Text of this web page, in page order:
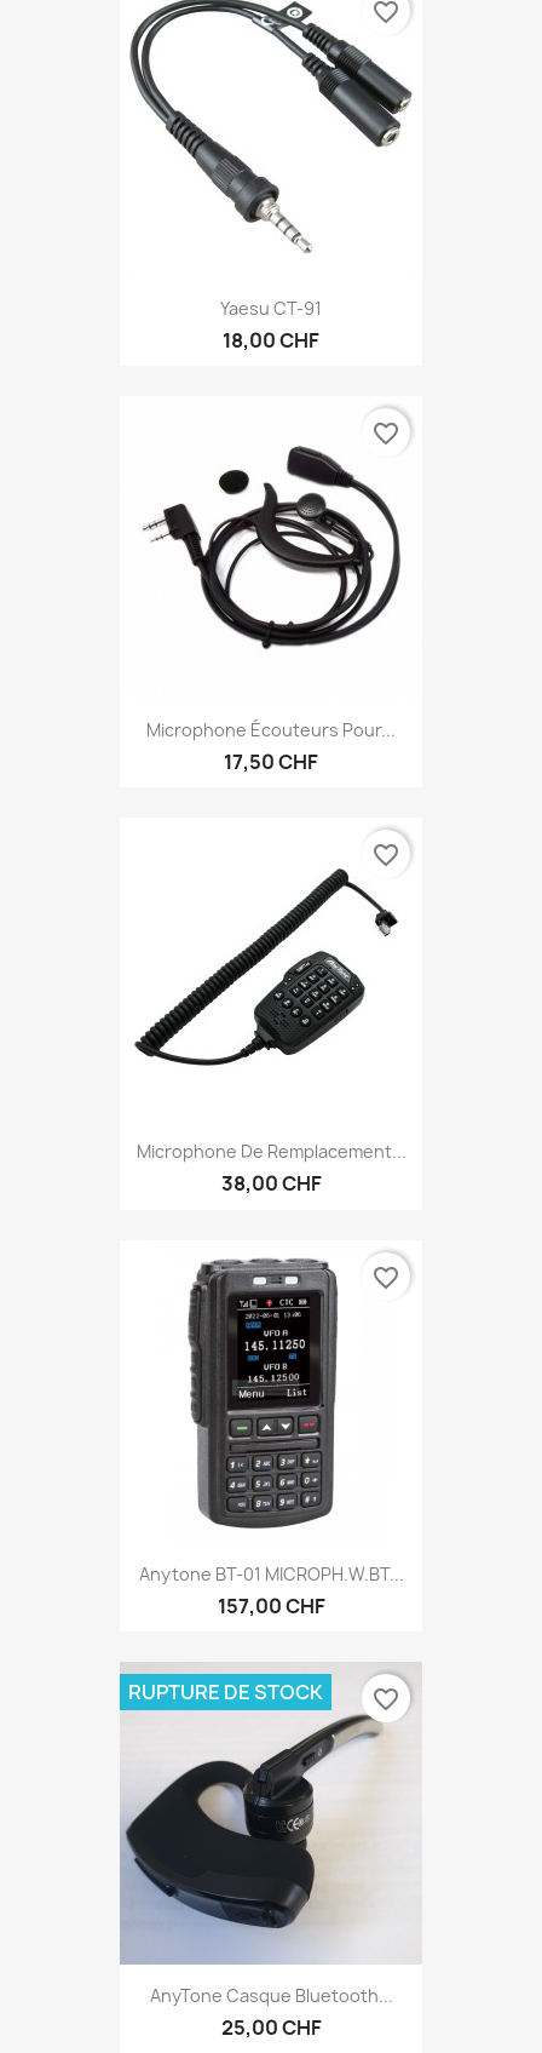
Yaesu CT-91
18,00 CHF
favorite_border
Microphone Écouteurs Pour...
17,50 CHF
favorite_border
Microphone De Remplacement...
38,00 CHF
favorite_border
Anytone BT-01 MICROPH.W.BT...
157,00 CHF
favorite_border
AnyTone Casque Bluetooth...
25,00 CHF
RUPTURE DE STOCK favorite_border